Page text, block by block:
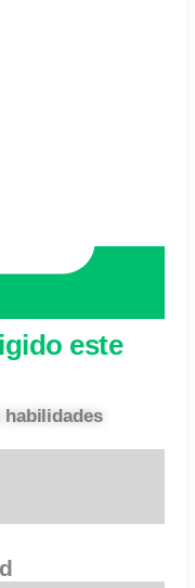
este
habilidades